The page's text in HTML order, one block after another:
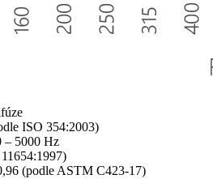
ISO 354:2003)
– 5000 Hz
(podle ASTM C423-17)